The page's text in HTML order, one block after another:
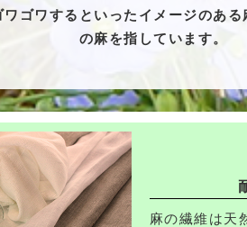
ゴワするといったイメージのある
の麻を指しています。
麻の繊維は天